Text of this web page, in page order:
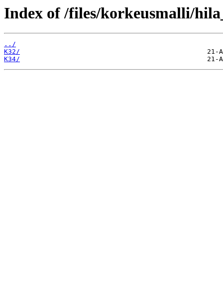
Index of /files/korkeusmalli/
../
K32/
K34/